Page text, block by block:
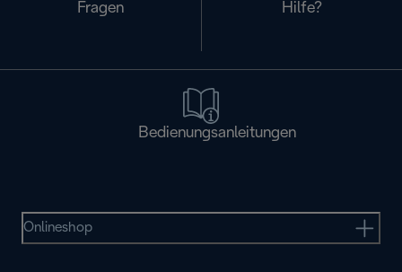
Fragen
Hilfe?
Bedienungsanleitungen
Onlineshop